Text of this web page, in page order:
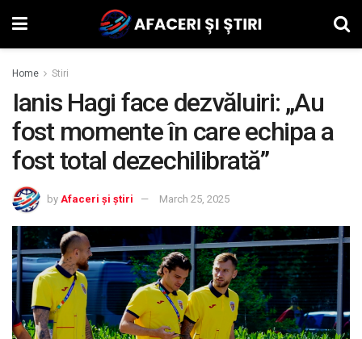
Home Stiri
Ianis Hagi face dezvăluiri: „Au
fost momente în care echipa a
fost total dezechilibrată”
by Afaceri și știri March 25, 2025